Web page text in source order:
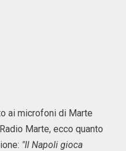
ai microfoni di Marte
Marte, ecco quanto
"Il Napoli gioca